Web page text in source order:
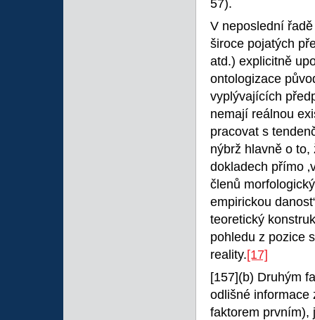
57).
V neposlední
široce pojatých
atd.) explicitně
ontologizace
vyplývajících
nemají reálnou
pracovat s
nýbrž hlavně o
dokladech přímo
členů
empirickou
teoretický
pohledu z pozice
reality.[17]
[157](b) Druhým
odlišné informace
faktorem prvním),